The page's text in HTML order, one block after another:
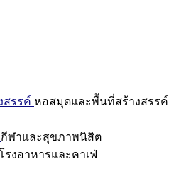
สรรค์ หอสมุดและพื้นที่สร้างสรรค์
กีฬาและสุขภาพนิสิต
รงอาหารและคาเฟ่